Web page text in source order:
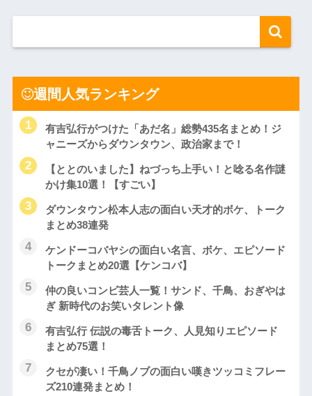
週間人気ランキング
有吉弘行がつけた「あだ名」総勢435名まとめ！ジ
ャニーズからダウンタウン、政治家まで！
【ととのいました】ねづっち上手い！と唸る名作謎
かけ集10選！【すごい】
ダウンタウン松本人志の面白い天才的ボケ、トーク
まとめ38連発
ケンドーコバヤシの面白い名言、ボケ、エピソード
トークまとめ20選【ケンコバ】
仲の良いコンビ芸人一覧！サンド、千鳥、おぎやは
ぎ 新時代のお笑いタレント像
有吉弘行 伝説の毒舌トーク、人見知りエピソード
まとめ75選！
クセが凄い！千鳥ノブの面白い嘆きツッコミフレー
ズ210連発まとめ！